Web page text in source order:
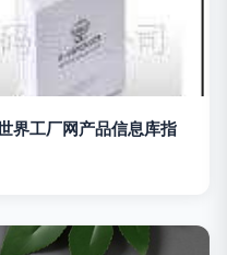
界工厂网产品信息库指